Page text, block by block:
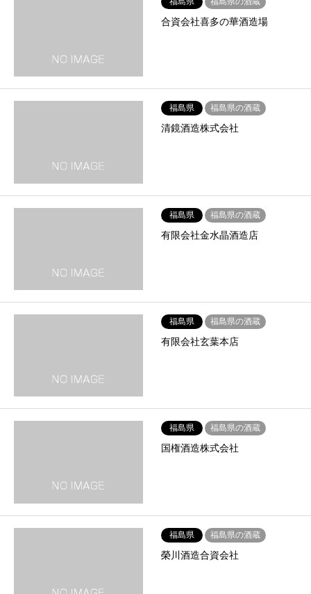
合資会社喜多の華酒造場
福島県 福島県の酒蔵
清鏡酒造株式会社
福島県 福島県の酒蔵
有限会社金水晶酒造店
福島県 福島県の酒蔵
有限会社玄葉本店
福島県 福島県の酒蔵
国権酒造株式会社
福島県 福島県の酒蔵
榮川酒造合資会社